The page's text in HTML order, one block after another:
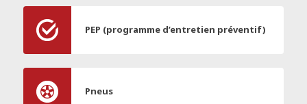
PEP (programme d’entretien préventif)
Pneus